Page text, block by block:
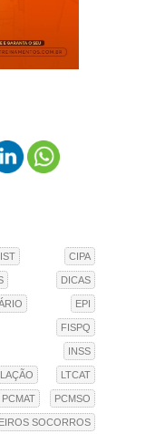
CIPA
DICAS
EPI
FISPQ
INSS
LTCAT
PCMAT PCMSO
SOCORROS